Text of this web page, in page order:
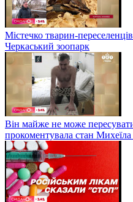
Містечко тварин-
Черкаський зоопарк
Він майже не може
прокоментувала стан Михеїла